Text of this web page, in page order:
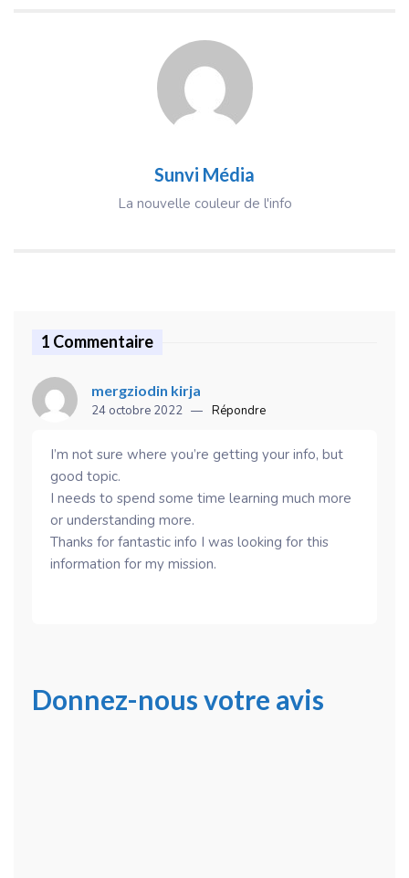
Sunvi Média
La nouvelle couleur de l'info
1 Commentaire
mergziodin kirja
24 octobre 2022 Répondre
I’m not sure where you’re getting your info, but
good topic.
I needs to spend some time learning much more
or understanding more.
Thanks for fantastic info I was looking for this
information for my mission.
Donnez-nous votre avis